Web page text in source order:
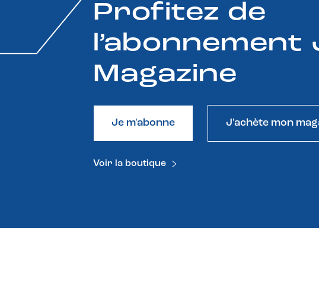
Profitez de
l’abonnement
Magazine
Je m'abonne J'achète mon
Voir la boutique